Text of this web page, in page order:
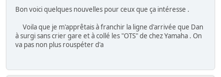
Bon voici quelques nouvelles pour ceux que ça intéresse .
Voila que je m'apprêtais à franchir la ligne d'arrivée que Dan
à surgi sans crier gare et à collé les "OTS" de chez Yamaha . On
va pas non plus rouspéter d'a